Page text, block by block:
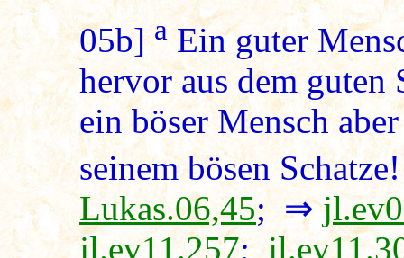
05b] aEin guter
hervor aus dem guten
ein böser Mensch
seinem bösen
Lukas.06,45; ⇒
jl.ev11.257;